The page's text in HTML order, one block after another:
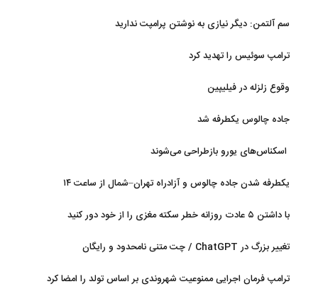
سم آلتمن: دیگر نیازی به نوشتن پرامپت ندارید
ترامپ سوئیس را تهدید کرد
وقوع زلزله در فیلیپین
جاده چالوس یکطرفه شد
اسکناس‌های یورو بازطراحی می‌شوند
یکطرفه شدن جاده چالوس و آزادراه تهران–شمال از ساعت ۱۴
با داشتن ۵ عادت روزانه خطر سکته مغزی را از خود دور کنید
تغییر بزرگ در ChatGPT / چت متنی نامحدود و رایگان
ترامپ فرمان اجرایی ممنوعیت شهروندی بر اساس تولد را امضا کرد